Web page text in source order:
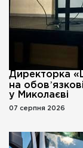
Директорка
на
у Миколаєві
07 серпня 2026